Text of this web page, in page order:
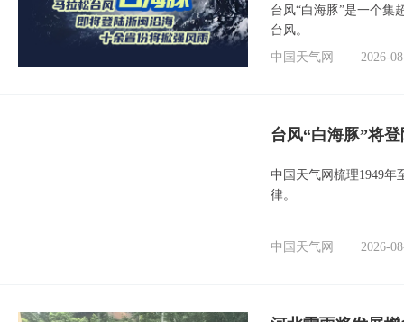
台风“白海豚”是一个集
台风。
中国天气网
2026-
台风“白海豚”将
中国天气网梳理1949年
律。
中国天气网 2026-